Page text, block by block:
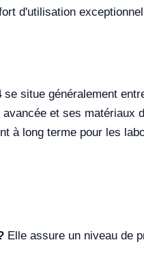
d'utilisation
se situe généralement
et ses matériaux
à long terme pour les
Elle assure un niveau de